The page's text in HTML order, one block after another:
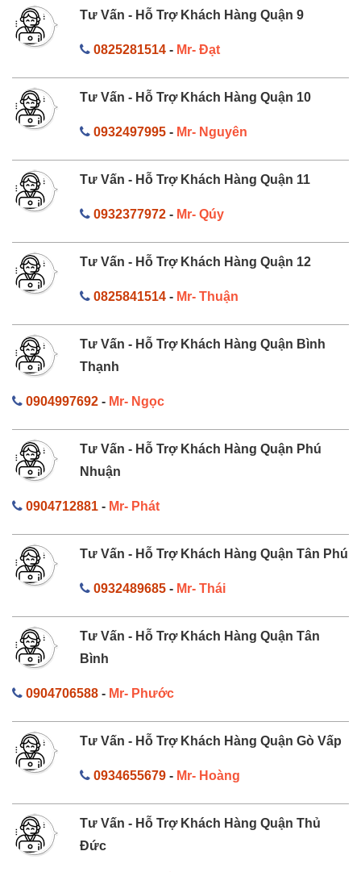
Tư Vấn - Hỗ Trợ Khách Hàng Quận 9
0825281514- Mr- Đạt
Tư Vấn - Hỗ Trợ Khách Hàng Quận 10
0932497995- Mr- Nguyên
Tư Vấn - Hỗ Trợ Khách Hàng Quận 11
0932377972- Mr- Qúy
Tư Vấn - Hỗ Trợ Khách Hàng Quận 12
0825841514- Mr- Thuận
Tư Vấn - Hỗ Trợ Khách Hàng Quận Bình
Thạnh
0904997692 - Mr- Ngọc
Tư Vấn - Hỗ Trợ Khách Hàng Quận Phú
Nhuận
0904712881 - Mr- Phát
Tư Vấn - Hỗ Trợ Khách Hàng Quận Tân Phú
0932489685- Mr- Thái
Tư Vấn - Hỗ Trợ Khách Hàng Quận Tân
Bình
0904706588 - Mr- Phước
Tư Vấn - Hỗ Trợ Khách Hàng Quận Gò Vấp
0934655679- Mr- Hoàng
Tư Vấn - Hỗ Trợ Khách Hàng Quận Thủ
Đức